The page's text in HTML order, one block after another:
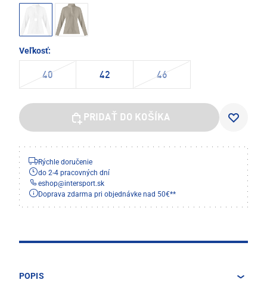
Veľkosť:
40 42 46
PRIDAŤ DO KOŠÍKA
Rýchle doručenie
do 2-4 pracovných dní
eshop@intersport.sk
Doprava zdarma pri objednávke nad 50€**
POPIS